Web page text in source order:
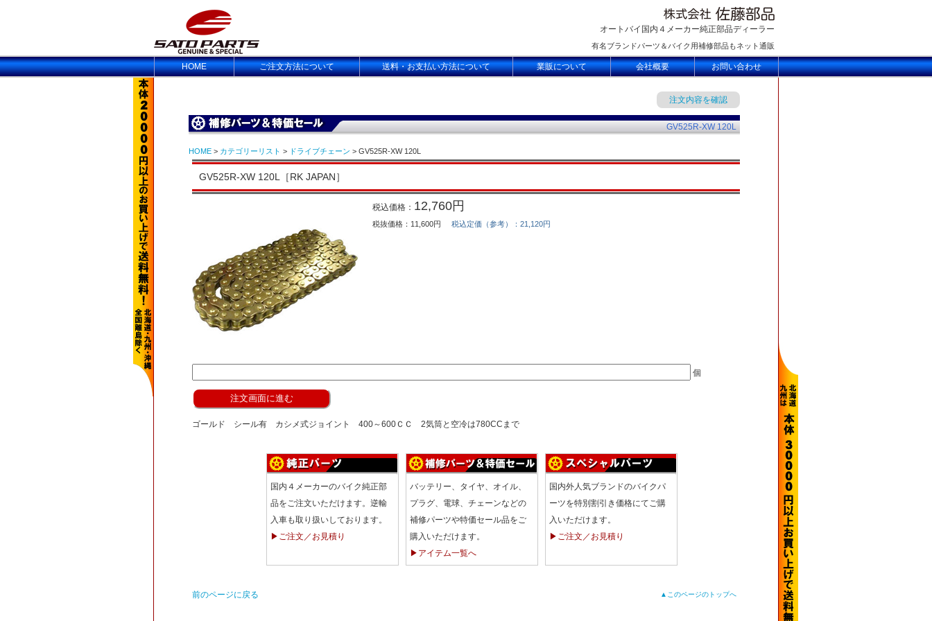
オートバイ国内４メーカー純正部品ディーラー
有名ブランドパーツ＆バイク用補修部品もネット通販
HOME ご注文方法について 送料・お支払い方法について 業販について 会社概要 お問い合わせ
注文内容を確認
GV525R-XW 120L
HOME > カテゴリーリスト > ドライブチェーン > GV525R-XW 120L
GV525R-XW 120L［RK JAPAN］
税込価格： 12,760円
税抜価格：11,600円 税込定価（参考）：21,120円
個
ゴールド シール有 カシメ式ジョイント 400～600ＣＣ 2気筒と空冷は780CCまで
国内４メーカーのバイク純正部
品をご注文いただけます。逆輸
入車も取り扱いしております。
▶ご注文／お見積り
バッテリー、タイヤ、オイル、
プラグ、電球、チェーンなどの
補修パーツや特価セール品をご
購入いただけます。
▶アイテム一覧へ
国内外人気ブランドのバイクパ
ーツを特別割引き価格にてご購
入いただけます。
▶ご注文／お見積り
前のページに戻る ▲このページのトップへ